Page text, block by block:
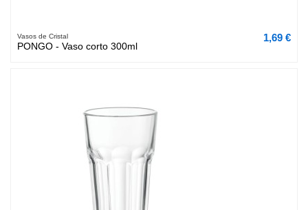
Vasos de Cristal
PONGO - Vaso corto 300ml
1,69 €